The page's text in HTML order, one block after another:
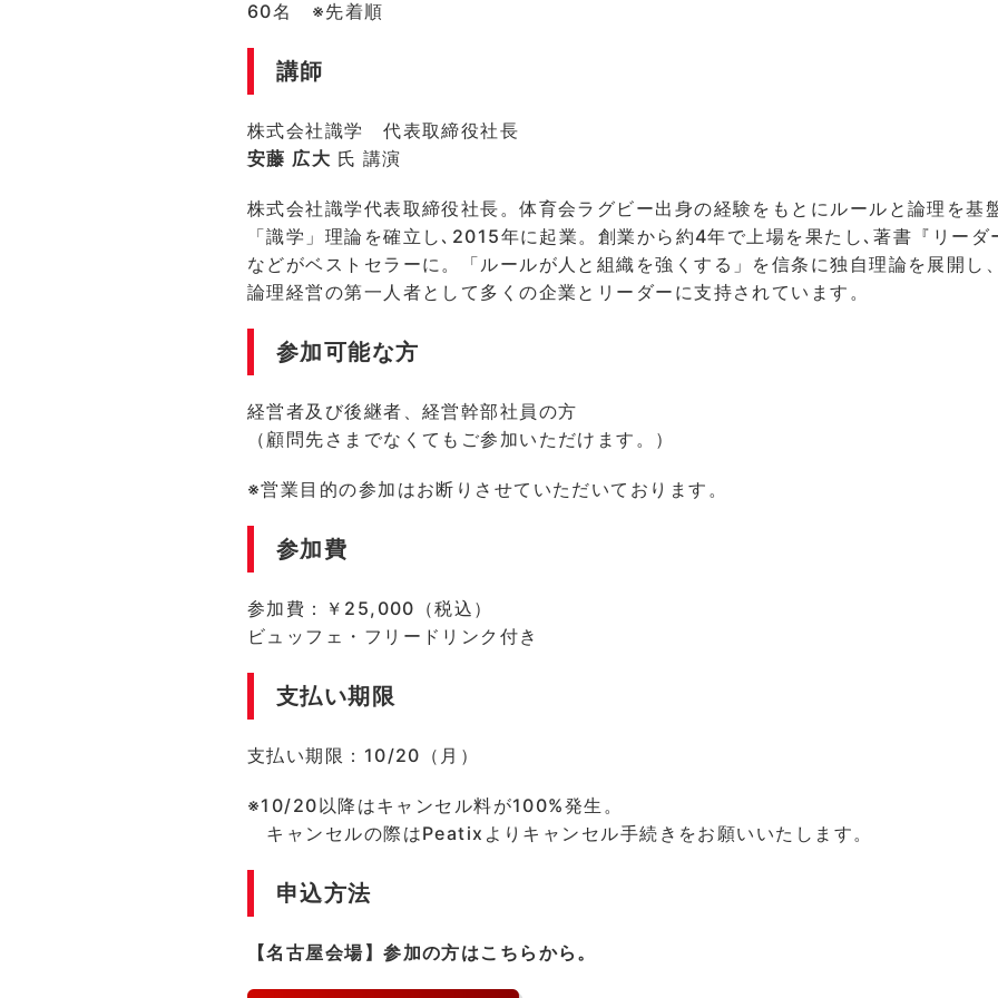
60名 ※先着順
講師
株式会社識学 代表取締役社長
安藤 広大 氏 講演
株式会社識学代表取締役社長。体育会ラグビー出身の経験をもとにルールと論理を基
「識学」理論を確立し､2015年に起業。創業から約4年で上場を果たし､著書『リーダ
などがベストセラーに。「ルールが人と組織を強くする」を信条に独自理論を展開し、
論理経営の第一人者として多くの企業とリーダーに支持されています。
参加可能な方
経営者及び後継者、経営幹部社員の方
（顧問先さまでなくてもご参加いただけます。）
※営業目的の参加はお断りさせていただいております。
参加費
参加費：￥25,000（税込）
ビュッフェ・フリードリンク付き
支払い期限
支払い期限：10/20（月）
※10/20以降はキャンセル料が100%発生。
キャンセルの際はPeatixよりキャンセル手続きをお願いいたします。
申込方法
【名古屋会場】参加の方はこちらから。